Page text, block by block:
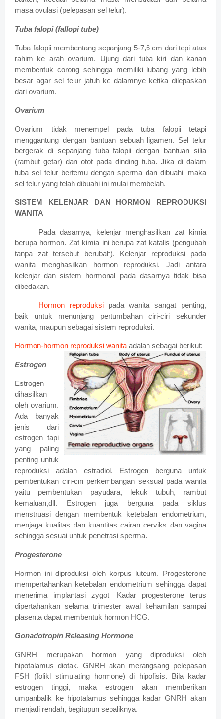
masa ovulasi (pelepasan sel telur).
Tuba falopi (fallopi tube)
Tuba falopii membentang sepanjang 5-7,6 cm dari tepi atas
rahim ke arah ovarium. Ujung dari tuba kiri dan kanan
membentuk corong sehingga memiliki lubang yang lebih
besar agar sel telur jatuh ke dalamnye ketika dilepaskan
dari ovarium.
Ovarium
Ovarium tidak menempel pada tuba falopii tetapi
menggantung dengan bantuan sebuah ligamen. Sel telur
bergerak di sepanjang tuba falopii dengan bantuan silia
(rambut getar) dan otot pada dinding tuba. Jika di dalam
tuba sel telur bertemu dengan sperma dan dibuahi, maka
sel telur yang telah dibuahi ini mulai membelah.
SISTEM KELENJAR DAN HORMON REPRODUKSI
WANITA
Pada dasarnya, kelenjar menghasilkan zat kimia
berupa hormon. Zat kimia ini berupa zat katalis (pengubah
tanpa zat tersebut berubah). Kelenjar reproduksi pada
wanita menghasilkan hormon reproduksi. Jadi antara
kelenjar dan sistem hormonal pada dasarnya tidak bisa
dibedakan.
Hormon reproduksipada wanita sangat penting,
baik untuk menunjang pertumbahan ciri-ciri sekunder
wanita, maupun sebagai sistem reproduksi.
Hormon-hormon reproduksi wanita adalah sebagai berikut:
Estrogen
Estrogen
dihasilkan
oleh ovarium.
Ada banyak
jenis dari
estrogen tapi
yang paling
penting untuk
reproduksi adalah estradiol. Estrogen berguna untuk
pembentukan ciri-ciri perkembangan seksual pada wanita
yaitu pembentukan payudara, lekuk tubuh, rambut
kemaluan,dll. Estrogen juga berguna pada siklus
menstruasi dengan membentuk ketebalan endometrium,
menjaga kualitas dan kuantitas cairan cerviks dan vagina
sehingga sesuai untuk penetrasi sperma.
Progesterone
Hormon ini diproduksi oleh korpus luteum. Progesterone
mempertahankan ketebalan endometrium sehingga dapat
menerima implantasi zygot. Kadar progesterone terus
dipertahankan selama trimester awal kehamilan sampai
plasenta dapat membentuk hormon HCG.
Gonadotropin Releasing Hormone
GNRH merupakan hormon yang diproduksi oleh
hipotalamus diotak. GNRH akan merangsang pelepasan
FSH (folikl stimulating hormone) di hipofisis. Bila kadar
estrogen tinggi, maka estrogen akan memberikan
umpanbalik ke hipotalamus sehingga kadar GNRH akan
menjadi rendah, begitupun sebaliknya.